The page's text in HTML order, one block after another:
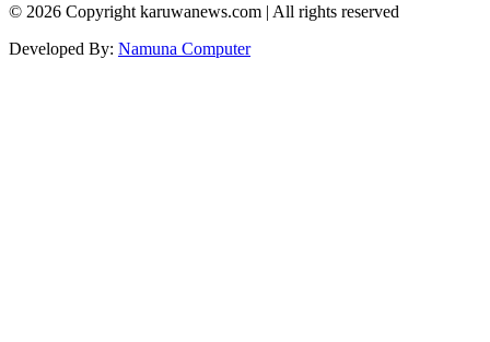
© 2026 Copyright karuwanews.com | All rights reserved
Developed By: Namuna Computer